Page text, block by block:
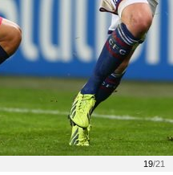
19/21